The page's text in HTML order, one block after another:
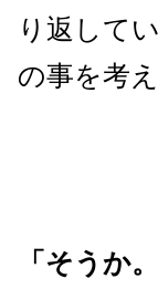
り返して
の事を考
「そうか